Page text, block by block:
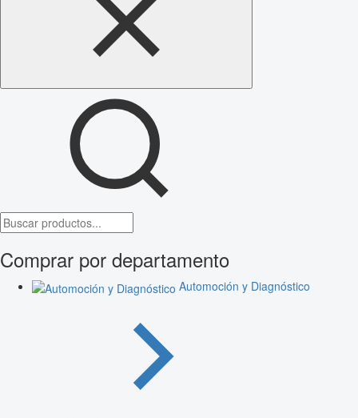
Comprar por departamento
Automoción y Diagnóstico